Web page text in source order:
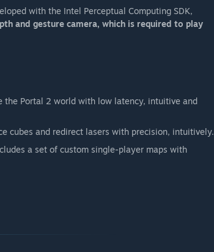
with the Intel Perceptual Computing SDK,
and gesture camera, which is required to play
the Portal 2 world with low latency, intuitive and
cubes and redirect lasers with precision, intuitively.
a set of custom single-player maps with